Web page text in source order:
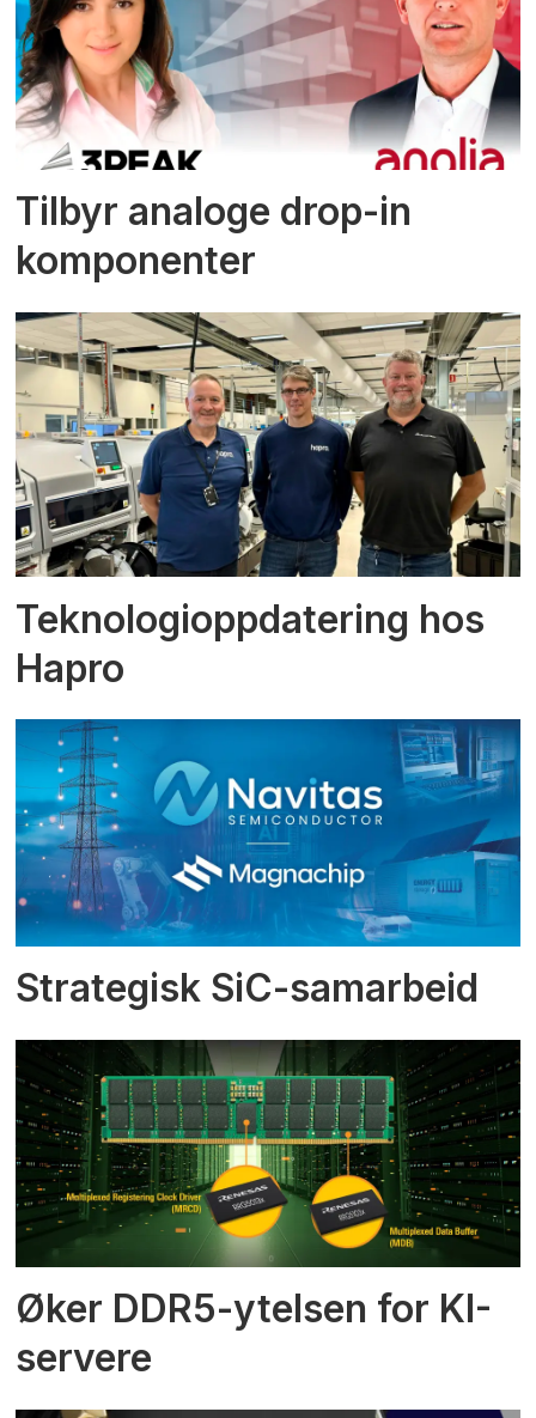
Tilbyr analoge drop-in
komponenter
Teknologioppdatering hos
Hapro
Strategisk SiC-samarbeid
Øker DDR5-ytelsen for KI-
servere